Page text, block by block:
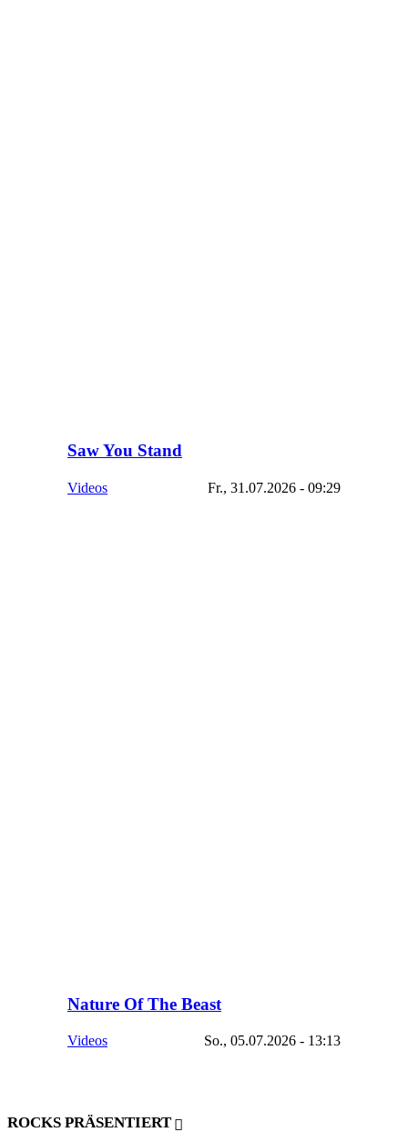
Saw You Stand
Videos Fr., 31.07.2026 - 09:29
Nature Of The Beast
Videos So., 05.07.2026 - 13:13
ROCKS PRÄSENTIERT